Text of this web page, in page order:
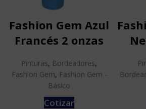
Fashion Gem Azul
Francés 2 onzas
Pinturas, Bordeadores,
Fashion Gem, Fashion Gem -
Básico
Cotizar